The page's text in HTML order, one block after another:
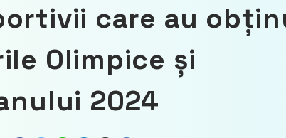
care au
Olimpice și
2024